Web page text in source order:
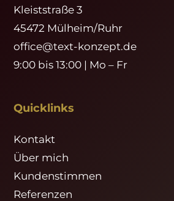
Kleiststraße 3
45472 Mülheim/Ruhr
office@text-konzept.de
9:00 bis 13:00 | Mo – Fr
Quicklinks
Kontakt
Über mich
Kundenstimmen
Referenzen